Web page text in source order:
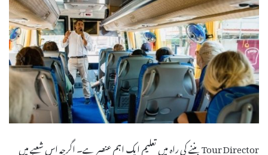
Tour Director بننے کی راہ میں تعلیم ایک اہم عنصر ہے۔ اگرچہ اس شعبے میں